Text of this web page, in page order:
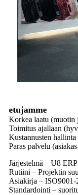
etujamme
Korkea laatu (muotin
Toimitus ajallaan
Kustannusten hallinta
Paras palvelu
Järjestelmä – U8
Rutiini – Projektin
Asiakirja – ISO9001-
Standardointi –